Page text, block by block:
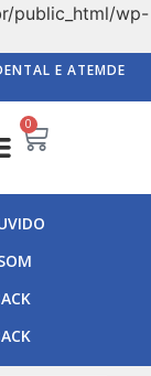
public_html/wp-
E ATEMDE
0